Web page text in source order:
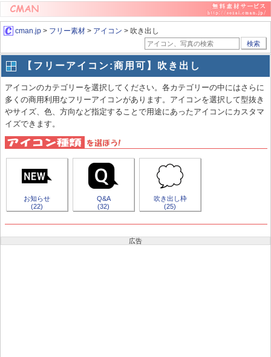
cman.jp > フリー素材 > アイコン > 吹き出し
検索
【フリーアイコン:商用可】吹き出し
アイコンのカテゴリーを選択してください。各カテゴリーの中にはさらに
多くの商用利用なフリーアイコンがあります。アイコンを選択して型抜き
やサイズ、色、方向など指定することで用途にあったアイコンにカスタマ
イズできます。
お知らせ
(22)
Q&A
(32)
吹き出し枠
(25)
広告